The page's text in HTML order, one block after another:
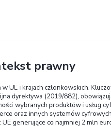
wersję WCAG
i wspierając
rozwiązaniem